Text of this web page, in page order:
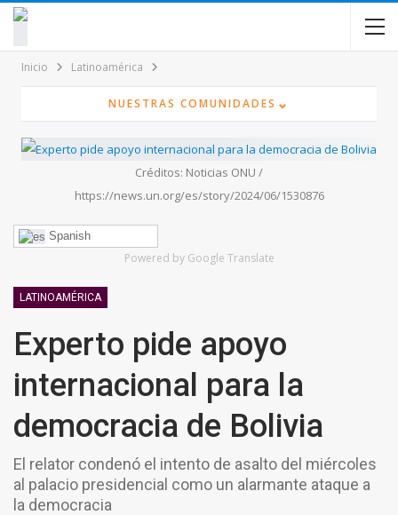
contenido
Inicio Latinoamérica
NUESTRAS COMUNIDADES ⌄
Créditos: Noticias ONU /
https://news.un.org/es/story/2024/06/1530876
Spanish
Powered by Google Translate
LATINOAMÉRICA
Experto pide apoyo
internacional para la
democracia de Bolivia
El relator condenó el intento de asalto del miércoles
al palacio presidencial como un alarmante ataque a
la democracia